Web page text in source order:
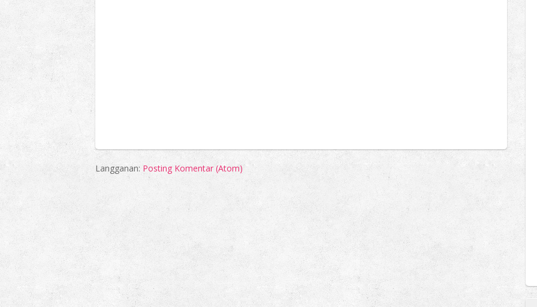
Langganan: Posting Komentar (Atom)